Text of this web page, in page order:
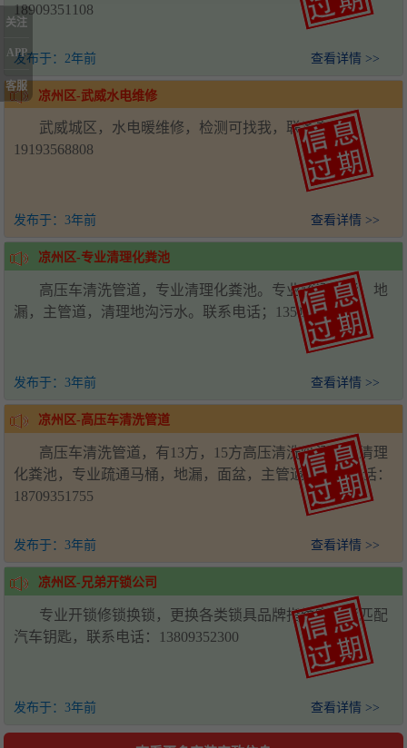
18909351108
发布于： 2年前 查看详情 >>
凉州区-武威水电维修
武威城区，水电暖维修，检测可找我，联系电话：
19193568808
发布于： 3年前 查看详情 >>
凉州区-专业清理化粪池
高压车清洗管道，专业清理化粪池。专业疏通马桶，地
漏，主管道，清理地沟污水。联系电话；13519059413
发布于： 3年前 查看详情 >>
凉州区-高压车清洗管道
高压车清洗管道，有13方，15方高压清洗吸污车，清理
化粪池，专业疏通马桶，地漏，面盆，主管道。联系电话：
18709351755
发布于： 3年前 查看详情 >>
凉州区-兄弟开锁公司
专业开锁修锁换锁，更换各类锁具品牌指纹密码锁匹配
汽车钥匙，联系电话：13809352300
发布于： 3年前 查看详情 >>
关注
APP
客服